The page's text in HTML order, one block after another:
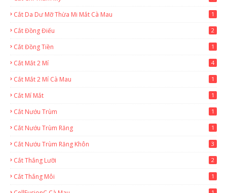
Cắt Da Dư Mỡ Thừa Mi Mắt Cà Mau 1
Cắt Đồng Điếu 2
Cắt Đồng Tiền 1
Cắt Mắt 2 Mí 4
Cắt Mắt 2 Mí Cà Mau 1
Cắt Mí Mắt 1
Cắt Nướu Trùm 1
Cắt Nướu Trùm Răng 1
Cắt Nướu Trùm Răng Khôn 3
Cắt Thắng Lưỡi 2
Cắt Thắng Môi 1